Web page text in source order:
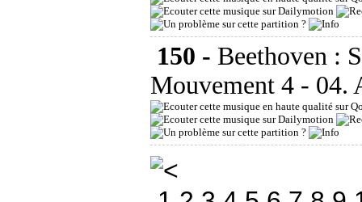
150 - Beethoven :
Mouvement 4 - 04.